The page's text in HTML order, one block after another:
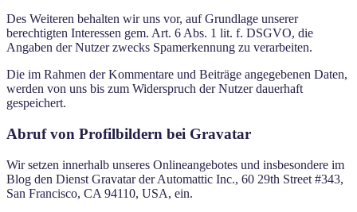
Des Weiteren behalten wir uns vor, auf Grundlage unserer
berechtigten Interessen gem. Art. 6 Abs. 1 lit. f. DSGVO, die
Angaben der Nutzer zwecks Spamerkennung zu verarbeiten.
Die im Rahmen der Kommentare und Beiträge angegebenen Daten,
werden von uns bis zum Widerspruch der Nutzer dauerhaft
gespeichert.
Abruf von Profilbildern bei Gravatar
Wir setzen innerhalb unseres Onlineangebotes und insbesondere im
Blog den Dienst Gravatar der Automattic Inc., 60 29th Street #343,
San Francisco, CA 94110, USA, ein.